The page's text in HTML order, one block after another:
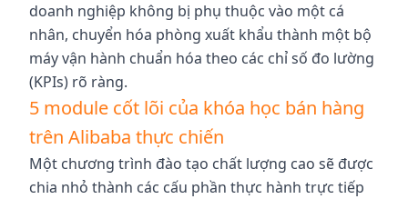
doanh nghiệp không bị phụ thuộc vào một cá
nhân, chuyển hóa phòng xuất khẩu thành một bộ
máy vận hành chuẩn hóa theo các chỉ số đo lường
(KPIs) rõ ràng.
5 module cốt lõi của khóa học bán hàng
trên Alibaba thực chiến
Một chương trình đào tạo chất lượng cao sẽ được
chia nhỏ thành các cấu phần thực hành trực tiếp